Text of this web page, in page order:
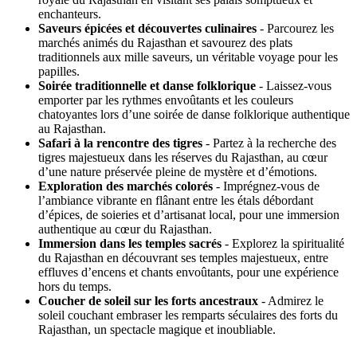
enchanteurs.
Saveurs épicées et découvertes culinaires - Parcourez les
marchés animés du Rajasthan et savourez des plats
traditionnels aux mille saveurs, un véritable voyage pour les
papilles.
Soirée traditionnelle et danse folklorique - Laissez-vous
emporter par les rythmes envoûtants et les couleurs
chatoyantes lors d’une soirée de danse folklorique authentique
au Rajasthan.
Safari à la rencontre des tigres - Partez à la recherche des
tigres majestueux dans les réserves du Rajasthan, au cœur
d’une nature préservée pleine de mystère et d’émotions.
Exploration des marchés colorés - Imprégnez-vous de
l’ambiance vibrante en flânant entre les étals débordant
d’épices, de soieries et d’artisanat local, pour une immersion
authentique au cœur du Rajasthan.
Immersion dans les temples sacrés - Explorez la spiritualité
du Rajasthan en découvrant ses temples majestueux, entre
effluves d’encens et chants envoûtants, pour une expérience
hors du temps.
Coucher de soleil sur les forts ancestraux - Admirez le
soleil couchant embraser les remparts séculaires des forts du
Rajasthan, un spectacle magique et inoubliable.